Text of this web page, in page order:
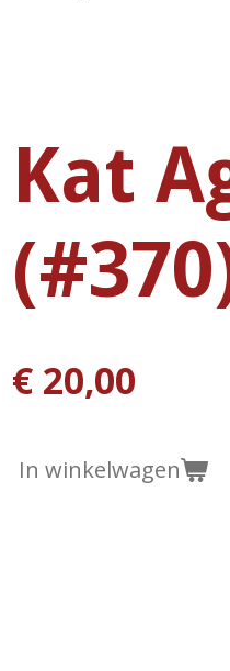
Kat
€ 20,00
In winkelwagen